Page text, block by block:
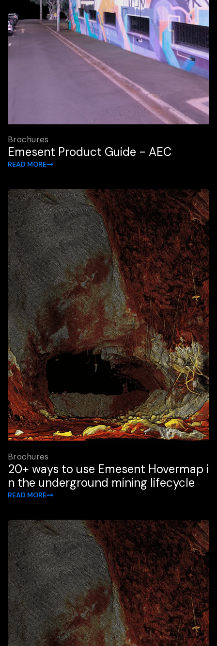
Brochures
Emesent Product Guide - AEC
READ MORE
Brochures
20+ ways to use Emesent Hovermap i
n the underground mining lifecycle
READ MORE